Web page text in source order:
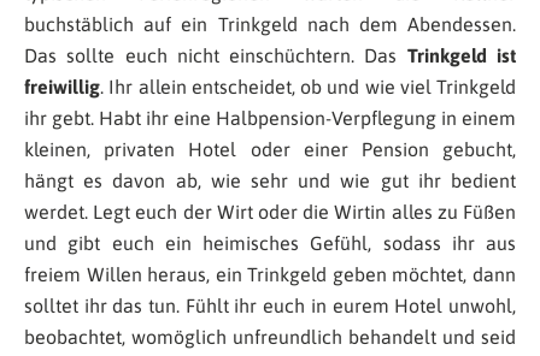
buchstäblich auf ein Trinkgeld nach dem Abendessen.
Das sollte euch nicht einschüchtern. Das Trinkgeld ist
freiwillig. Ihr allein entscheidet, ob und wie viel Trinkgeld
ihr gebt. Habt ihr eine Halbpension-Verpflegung in einem
kleinen, privaten Hotel oder einer Pension gebucht,
hängt es davon ab, wie sehr und wie gut ihr bedient
werdet. Legt euch der Wirt oder die Wirtin alles zu Füßen
und gibt euch ein heimisches Gefühl, sodass ihr aus
freiem Willen heraus, ein Trinkgeld geben möchtet, dann
solltet ihr das tun. Fühlt ihr euch in eurem Hotel unwohl,
beobachtet, womöglich unfreundlich behandelt und seid